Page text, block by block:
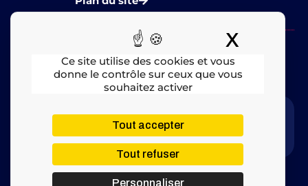
Ce site utilise des cookies et vous
donne le contrôle sur ceux que vous
souhaitez activer
Tout accepter
Tout refuser
Personnaliser
X
​ – © 2025 All rights Reserved